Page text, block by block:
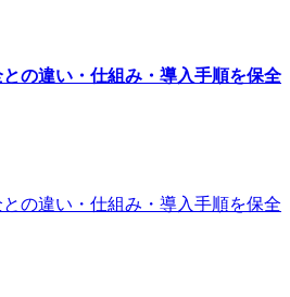
の違い・仕組み・導入手順を保全
の違い・仕組み・導入手順を保全